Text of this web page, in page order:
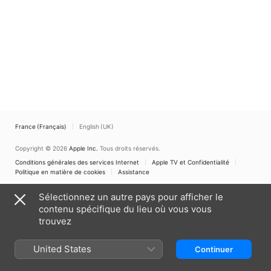
France (Français) English (UK)
Copyright © 2026 Apple Inc. Tous droits réservés.
Conditions générales des services Internet
Apple TV et Confidentialité
Politique en matière de cookies
Assistance
Sélectionnez un autre pays pour afficher le
contenu spécifique du lieu où vous vous
trouvez
United States Continuer